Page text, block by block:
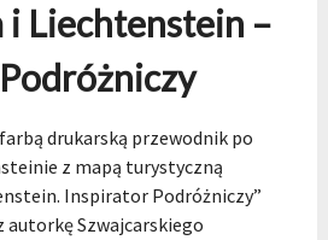
i Liechtenstein –
drukarską przewodnik po
z mapą turystyczną
Inspirator Podróżniczy”
Szwajcarskiego